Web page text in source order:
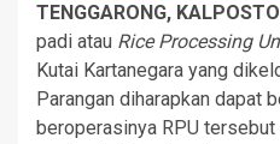
TENGGARONG,
padi atau Rice Processing
Kutai Kartanegara yang
Parangan diharapkan dapat
beroperasinya RPU